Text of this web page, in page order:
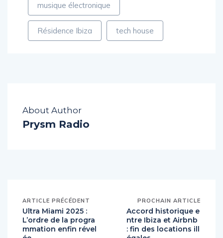
musique électronique
Résidence Ibiza tech house
About Author
Prysm Radio
ARTICLE PRÉCÉDENT
Ultra Miami 2025 :
L’ordre de la progra
mmation enfin rével
PROCHAIN ARTICLE
Accord historique e
ntre Ibiza et Airbnb
: fin des locations ill